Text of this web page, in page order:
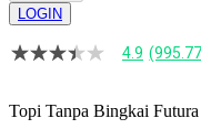
LOGIN
4.9
bintang,
4.9
Topi Tanpa Bingkai Futura